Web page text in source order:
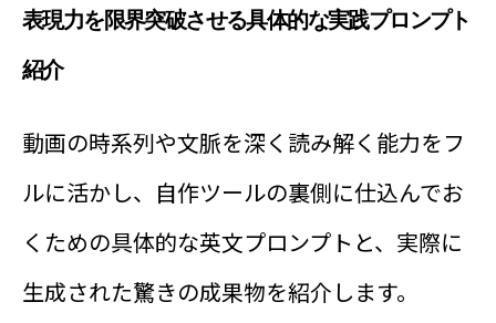
表現力を限界突破させる具体的な実践プロンプト
紹介
動画の時系列や文脈を深く読み解く能力をフ
ルに活かし、自作ツールの裏側に仕込んでお
くための具体的な英文プロンプトと、実際に
生成された驚きの成果物を紹介します。